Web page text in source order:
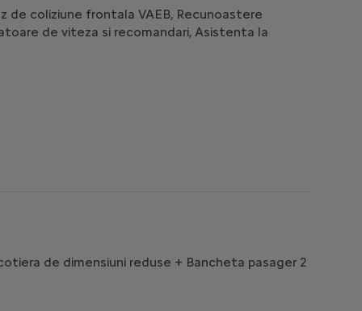
ConsumN/A
Emisii totale CO2N/A
coliziune frontala VAEB, Recunoastere
de viteza si recomandari, Asistenta la
de dimensiuni reduse + Bancheta pasager 2